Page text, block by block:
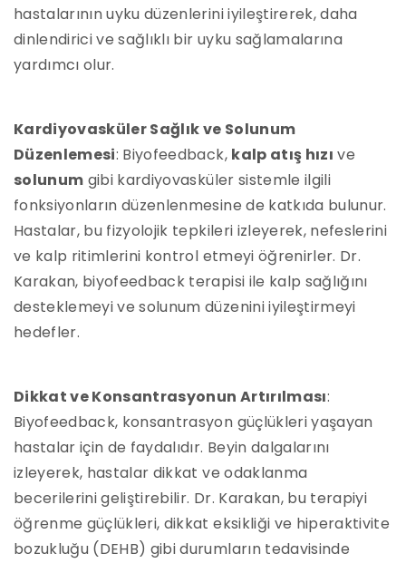
hastalarının uyku düzenlerini iyileştirerek, daha
dinlendirici ve sağlıklı bir uyku sağlamalarına
yardımcı olur.
Kardiyovasküler Sağlık ve Solunum
Düzenlemesi: Biyofeedback, kalp atış hızı ve
solunum gibi kardiyovasküler sistemle ilgili
fonksiyonların düzenlenmesine de katkıda bulunur.
Hastalar, bu fizyolojik tepkileri izleyerek, nefeslerini
ve kalp ritimlerini kontrol etmeyi öğrenirler. Dr.
Karakan, biyofeedback terapisi ile kalp sağlığını
desteklemeyi ve solunum düzenini iyileştirmeyi
hedefler.
Dikkat ve Konsantrasyonun Artırılması:
Biyofeedback, konsantrasyon güçlükleri yaşayan
hastalar için de faydalıdır. Beyin dalgalarını
izleyerek, hastalar dikkat ve odaklanma
becerilerini geliştirebilir. Dr. Karakan, bu terapiyi
öğrenme güçlükleri, dikkat eksikliği ve hiperaktivite
bozukluğu (DEHB) gibi durumların tedavisinde